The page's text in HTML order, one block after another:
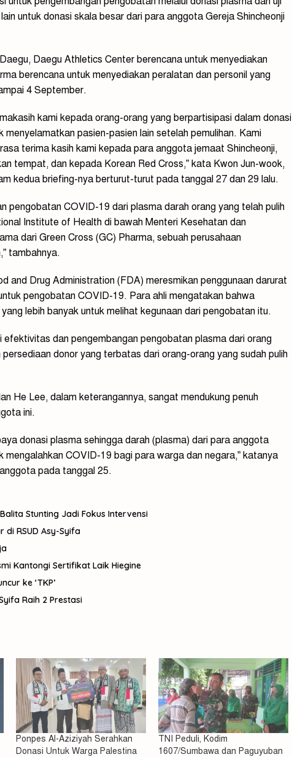
untuk donasi skala besar dari para anggota Gereja Shincheonji
Daegu Athletics Center berencana untuk menyediakan
berencana untuk menyediakan peralatan dan personil yang
4 September.
kami kepada orang-orang yang berpartisipasi dalam donasi
menyelamatkan pasien-pasien lain setelah pemulihan. Kami
terima kasih kami kepada para anggota jemaat Shincheonji,
tempat, dan kepada Korean Red Cross,” kata Kwon Jun-wook,
kedua briefing-nya berturut-turut pada tanggal 27 dan 29 lalu.
pengobatan COVID-19 dari plasma darah orang yang telah pulih
Institute of Health di bawah Menteri Kesehatan dan
dari Green Cross (GC) Pharma, sebuah perusahaan
tambahnya.
and Drug Administration (FDA) meresmikan penggunaan darurat
pengobatan COVID-19. Para ahli mengatakan bahwa
lebih banyak untuk melihat kegunaan dari pengobatan itu.
efektivitas dan pengembangan pengobatan plasma dari orang
donor yang terbatas dari orang-orang yang sudah pulih
He Lee, dalam keterangannya, sangat mendukung penuh
ini.
donasi plasma sehingga darah (plasma) dari para anggota
mengalahkan COVID-19 bagi para warga dan negara,” katanya
pada tanggal 25.
Stunting Jadi Fokus Intervensi
di RSUD Asy-Syifa
Kantongi Sertifikat Laik Hiegine
ke ‘TKP’
Raih 2 Prestasi
Ponpes Al-Aziziyah Serahkan
Donasi Untuk Warga Palestina
TNI Peduli, Kodim
1607/Sumbawa dan Paguyuban